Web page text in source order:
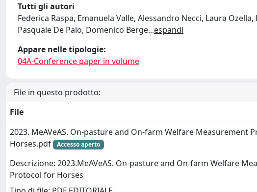
Tutti gli autori
Federica Raspa, Emanuela Valle, Alessandro Necci, Laura
Pasquale De Palo, Domenico Berge...espandi
Appare nelle tipologie:
04A-Conference paper in volume
File in questo prodotto:
File
2023. MeAVeAS. On-pasture and On-farm Welfare Measurement
Horses.pdf
Accesso aperto
Descrizione: 2023.MeAVeAS. On-pasture and On-farm Welfare
Protocol for Horses